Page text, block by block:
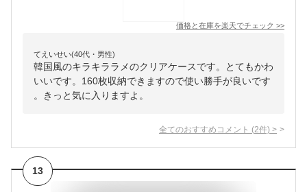
価格と在庫を楽天でチェック >>
てえいせい(40代・男性)
韓国風のキラキララメのクリアケースです。とてもかわ
いいです。160枚収納できますので使い勝手が良いです
。きっと気に入りますよ。
全てのおすすめコメント (2件) >
13